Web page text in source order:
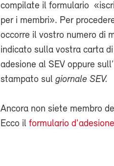
compilate il formulario
per i membri». Per
occorre il vostro numero di
indicato sulla vostra carta di
adesione al SEV oppure
stampato sul giornale SEV.
Ancora non siete membro
Ecco il formulario